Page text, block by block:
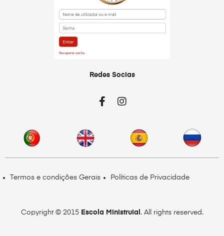
Redes Socias
Termos e condições Gerais Políticas de Privacidade
Copyright © 2015 Escola Ministruial . All rights reserved.